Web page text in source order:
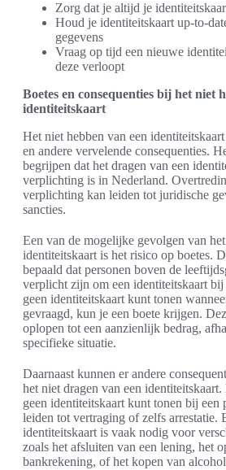
Zorg dat je altijd je
Houd je identiteitskaart up-to-
gegevens
Vraag op tijd een nieuwe
deze verloopt
Boetes en consequenties bij het niet
identiteitskaart
Het niet hebben van een
en andere vervelende consequenties.
begrijpen dat het dragen van een
verplichting is in Nederland.
verplichting kan leiden tot juridische
sancties.
Een van de mogelijke gevolgen van
identiteitskaart is het risico op boetes.
bepaald dat personen boven de
verplicht zijn om een identiteitskaart
geen identiteitskaart kunt tonen
gevraagd, kun je een boete krijgen.
oplopen tot een aanzienlijk bedrag,
specifieke situatie.
Daarnaast kunnen er andere
het niet dragen van een
geen identiteitskaart kunt tonen bij
leiden tot vertraging of zelfs arrestatie.
identiteitskaart is vaak nodig voor
zoals het afsluiten van een lening, het
bankrekening, of het kopen van